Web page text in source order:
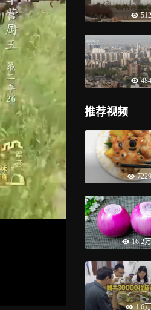
512
484
推荐视频
7229
16.2万
1.6万